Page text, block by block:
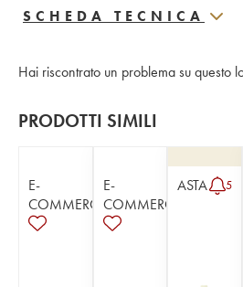
SCHEDA TECNICA
Hai riscontrato un problema su questo
PRODOTTI SIMILI
E-
COMMERCE
E-
COMMERCE
ASTA 5